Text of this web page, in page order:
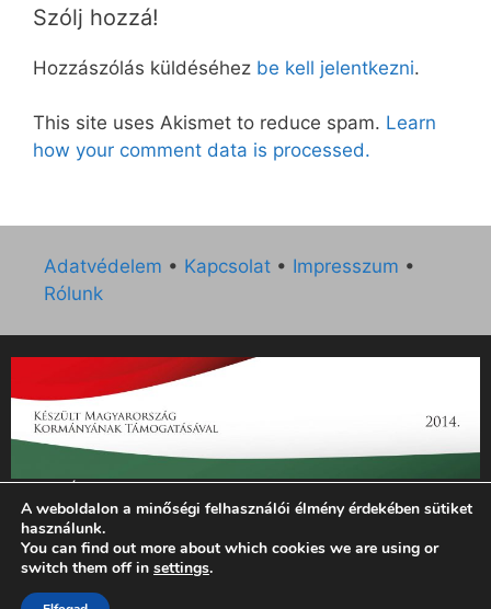
Szólj hozzá!
Hozzászólás küldéséhez be kell jelentkezni.
This site uses Akismet to reduce spam. Learn
how your comment data is processed.
Adatvédelem • Kapcsolat • Impresszum •
Rólunk
„Az Új Ember katolikus hetilap 2014. évi működésének
támogatását az EGYH-KCP-14-P-0121 sz. támogatási
szerződés keretében 3 000 000 Ft összegben támogatta az
Emberi Erőforrások Minisztériuma.”
A weboldalon a minőségi felhasználói élmény érdekében sütiket
használunk.
You can find out more about which cookies we are using or
switch them off in settings.